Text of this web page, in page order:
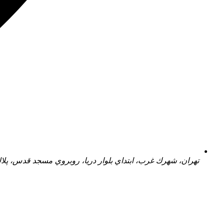
تهران، شهرك غرب، ابتداي بلوار دريا، روبروي مسجد قدس، پلاك 57